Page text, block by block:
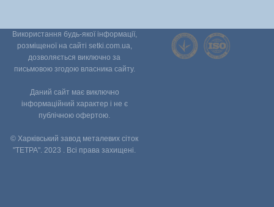
Використання будь-якої інформації,
розміщеної на сайті setki.com.ua,
дозволяється виключно за
письмовою згодою власника сайту.
Даний сайт має виключно
інформаційний характер і не є
публічною офертою.
© Харківський завод металевих сіток
"ТЕТРА". 2023 . Всі права захищені.